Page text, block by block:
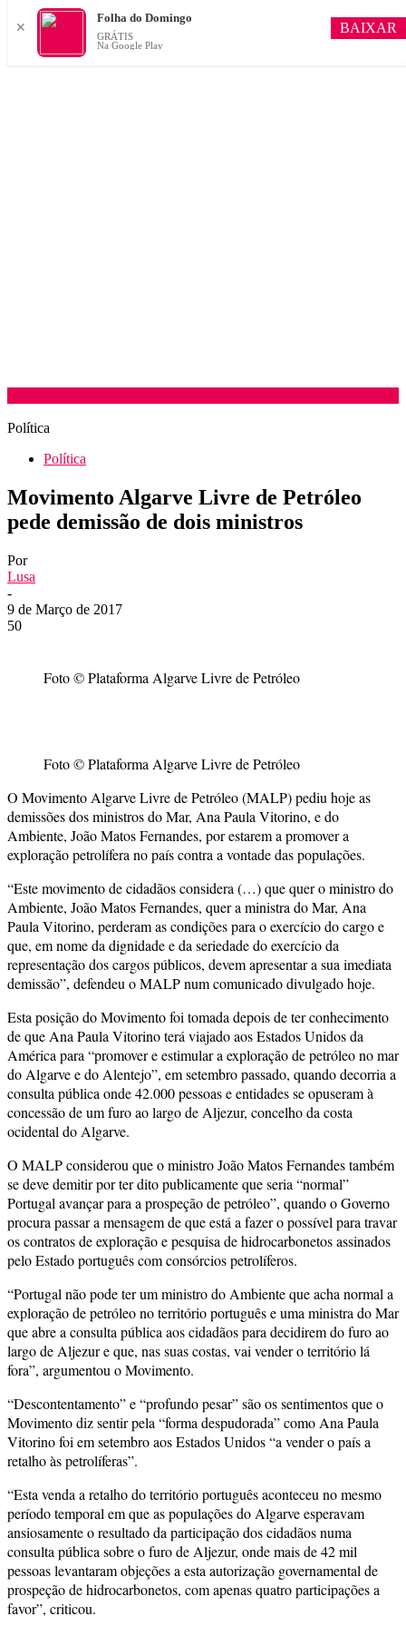
Política
Política
Movimento Algarve Livre de Petróleo
pede demissão de dois ministros
Por
Lusa
-
9 de Março de 2017
50
Foto © Plataforma Algarve Livre de Petróleo
Foto © Plataforma Algarve Livre de Petróleo
O Movimento Algarve Livre de Petróleo (MALP) pediu hoje as
demissões dos ministros do Mar, Ana Paula Vitorino, e do
Ambiente, João Matos Fernandes, por estarem a promover a
exploração petrolífera no país contra a vontade das populações.
“Este movimento de cidadãos considera (…) que quer o ministro do
Ambiente, João Matos Fernandes, quer a ministra do Mar, Ana
Paula Vitorino, perderam as condições para o exercício do cargo e
que, em nome da dignidade e da seriedade do exercício da
representação dos cargos públicos, devem apresentar a sua imediata
demissão”, defendeu o MALP num comunicado divulgado hoje.
Esta posição do Movimento foi tomada depois de ter conhecimento
de que Ana Paula Vitorino terá viajado aos Estados Unidos da
América para “promover e estimular a exploração de petróleo no mar
do Algarve e do Alentejo”, em setembro passado, quando decorria a
consulta pública onde 42.000 pessoas e entidades se opuseram à
concessão de um furo ao largo de Aljezur, concelho da costa
ocidental do Algarve.
O MALP considerou que o ministro João Matos Fernandes também
se deve demitir por ter dito publicamente que seria “normal”
Portugal avançar para a prospeção de petróleo”, quando o Governo
procura passar a mensagem de que está a fazer o possível para travar
os contratos de exploração e pesquisa de hidrocarbonetos assinados
pelo Estado português com consórcios petrolíferos.
“Portugal não pode ter um ministro do Ambiente que acha normal a
exploração de petróleo no território português e uma ministra do Mar
que abre a consulta pública aos cidadãos para decidirem do furo ao
largo de Aljezur e que, nas suas costas, vai vender o território lá
fora”, argumentou o Movimento.
“Descontentamento” e “profundo pesar” são os sentimentos que o
Movimento diz sentir pela “forma despudorada” como Ana Paula
Vitorino foi em setembro aos Estados Unidos “a vender o país a
retalho às petrolíferas”.
“Esta venda a retalho do território português aconteceu no mesmo
período temporal em que as populações do Algarve esperavam
ansiosamente o resultado da participação dos cidadãos numa
consulta pública sobre o furo de Aljezur, onde mais de 42 mil
pessoas levantaram objeções a esta autorização governamental de
prospeção de hidrocarbonetos, com apenas quatro participações a
favor”, criticou.
✕
Folha do Domingo
GRÁTIS
Na Google Play
BAIXAR